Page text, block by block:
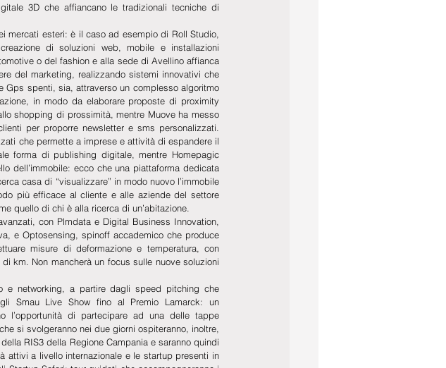
3D che affiancano le tradizionali tecniche di
mercati esteri: è il caso ad esempio di Roll Studio,
di soluzioni web, mobile e installazioni
o del fashion e alla sede di Avellino affianca
del marketing, realizzando sistemi innovativi che
Gps spenti, sia, attraverso un complesso algoritmo
in modo da elaborare proposte di proximity
shopping di prossimità, mentre Muove ha messo
per proporre newsletter e sms personalizzati.
che permette a imprese e attività di espandere il
forma di publishing digitale, mentre Homepagic
dell’immobile: ecco che una piattaforma dedicata
casa di “visualizzare” in modo nuovo l’immobile
più efficace al cliente e alle aziende del settore
quello di chi è alla ricerca di un’abitazione.
con Plmdata e Digital Business Innovation,
e Optosensing, spinoff accademico che produce
misure di deformazione e temperatura, con
km. Non mancherà un focus sulle nuove soluzioni
e networking, a partire dagli speed pitching che
Smau Live Show fino al Premio Lamarck: un
l’opportunità di partecipare ad una delle tappe
si svolgeranno nei due giorni ospiteranno, inoltre,
RIS3 della Regione Campania e saranno quindi
attivi a livello internazionale e le startup presenti in